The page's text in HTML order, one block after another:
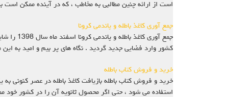
است از ارائه چنین مطالبی به مخاطب ، که در آینده ممکن است
جمع آوری کاغذ باطله و پاندمی کرونا
جمع
کشور وارد فضایی جدید گردید . نگاه های پر بیم و امید به این
خرید و فروش کتاب باطله
خرید و فروش کتاب باطله بازیافت کاغذ باطله در عصر کنونی
استفاده می شود ، حتی اگر محصول ثانویه آن را در کشور خود